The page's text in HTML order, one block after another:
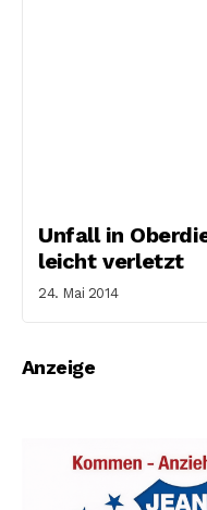
Unfall in
leicht verletzt
24. Mai 2014
Anzeige